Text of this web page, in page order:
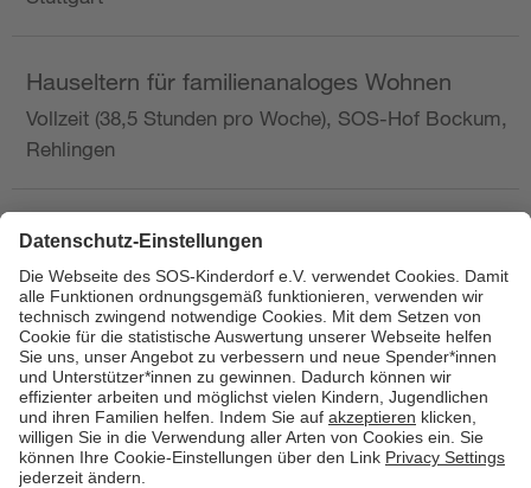
Hauseltern für familienanaloges Wohnen
Vollzeit (38,5 Stunden pro Woche), SOS-Hof Bockum,
Rehlingen
Hauswirtschafterin / Köchin (m/w/d) als
Ausbilderin (m/w/d) im Bereich
Nahrungszubereitung
in Vollzeit (38,5 Std./Wo.), SOS-Kinderdorf
Saarbrücken, Saarbrücken
Hauswirtschaftskraft (m/w/d)